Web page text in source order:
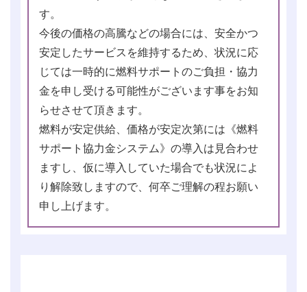
す。
今後の価格の高騰などの場合には、安全かつ
安定したサービスを維持するため、状況に応
じては一時的に燃料サポートのご負担・協力
金を申し受ける可能性がございます事をお知
らせさせて頂きます。
燃料が安定供給、価格が安定次第には《燃料
サポート協力金システム》の導入は見合わせ
ますし、仮に導入していた場合でも状況によ
り解除致しますので、何卒ご理解の程お願い
申し上げます。